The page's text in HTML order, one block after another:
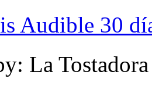
Audible 30
La Tostadora